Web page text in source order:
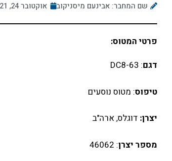
שם המחבר: אבינעם מיסניקוב אוקטובר 24, 2021
פרטי המטוס:
דגם: DC8-63
טיפוס: מטוס נוסעים
יצרן: דוגלס, ארה"ב
מספר יצרן: 46062